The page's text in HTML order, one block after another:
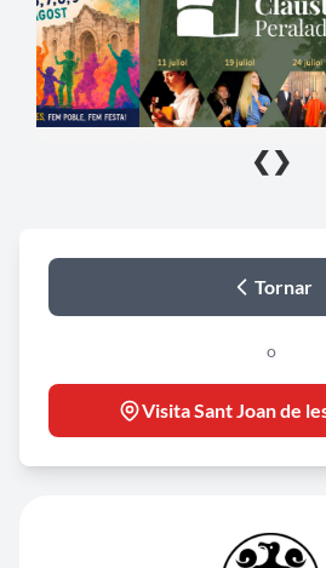
❮ ❯
Tornar
o
Visita Sant Joan de